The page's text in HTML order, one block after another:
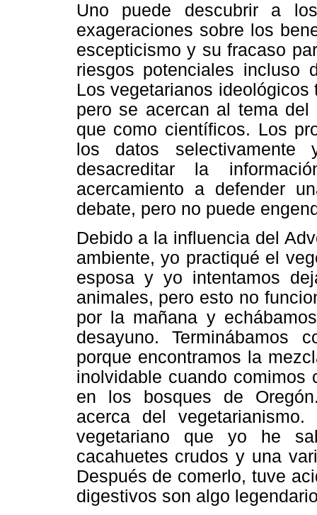
Uno puede descubrir a
exageraciones sobre los
escepticismo y su fracaso
riesgos potenciales incluso
Los vegetarianos
pero se acercan al tema del
que como científicos. Los
los datos selectivamente
desacreditar la
acercamiento a defender
debate, pero no puede
Debido a la influencia del
ambiente, yo practiqué el
esposa y yo intentamos
animales, pero esto no
por la mañana y
desayuno. Terminábamos
porque encontramos la
inolvidable cuando comimos
en los bosques de
acerca del
vegetariano que yo he
cacahuetes crudos y una
Después de comerlo, tuve
digestivos son algo